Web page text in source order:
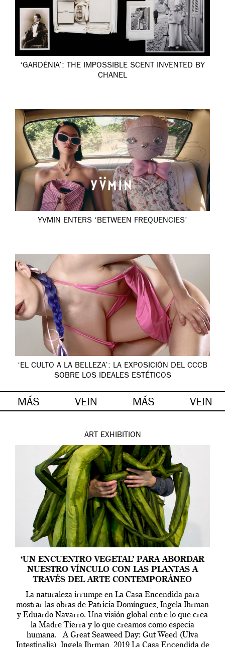
‘GARDÉNIA’: THE IMPOSSIBLE SCENT INVENTED BY
CHANEL
YVMIN ENTERS ‘BETWEEN FREQUENCIES’
‘EL CULTO A LA BELLEZA’: LA EXPOSICIÓN DEL CCCB
SOBRE LOS IDEALES ESTÉTICOS
MÁS VEIN MÁS VEIN
ART EXHIBITION
‘UN ENCUENTRO VEGETAL’ PARA ABORDAR
NUESTRO VÍNCULO CON LAS PLANTAS A
TRAVÉS DEL ARTE CONTEMPORÁNEO
La naturaleza irrumpe en La Casa Encendida para
mostrar las obras de Patricia Domínguez, Ingela Ihrman
y Eduardo Navarro. Una visión global entre lo que crea
la Madre Tierra y lo que creamos como especia
humana. A Great Seaweed Day: Gut Weed (Ulva